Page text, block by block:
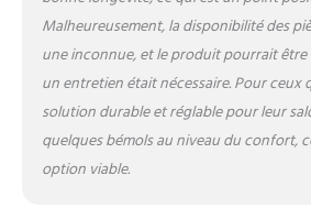
Malheureusement, la disponibilité des
une inconnue, et le produit pourrait
un entretien était nécessaire. Pour ceux
solution durable et réglable pour leur
quelques bémols au niveau du confort,
option viable.